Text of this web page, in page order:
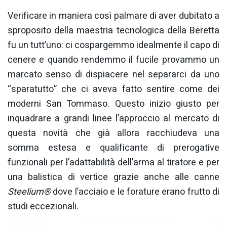
Verificare in maniera così palmare di aver dubitato a
sproposito della maestria tecnologica della Beretta
fu un tutt’uno: ci cospargemmo idealmente il capo di
cenere e quando rendemmo il fucile provammo un
marcato senso di dispiacere nel separarci da uno
“sparatutto” che ci aveva fatto sentire come dei
moderni San Tommaso. Questo inizio giusto per
inquadrare a grandi linee l’approccio al mercato di
questa novità che già allora racchiudeva una
somma estesa e qualificante di prerogative
funzionali per l’adattabilità dell’arma al tiratore e per
una balistica di vertice grazie anche alle canne
Steelium®dove l’acciaio e le forature erano frutto di
studi eccezionali.